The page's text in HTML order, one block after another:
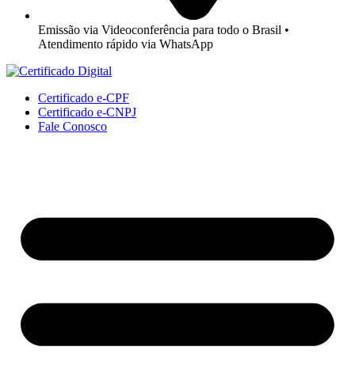
Emissão via Videoconferência para todo o Brasil •
Atendimento rápido via WhatsApp
Certificado e-CPF
Certificado e-CNPJ
Fale Conosco